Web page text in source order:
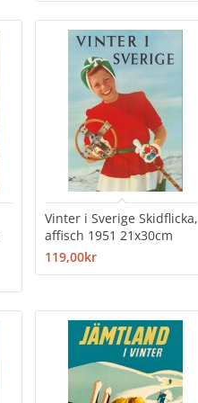
Vinter i Sverige Skidflicka,
affisch 1951 21x30cm
119,00kr